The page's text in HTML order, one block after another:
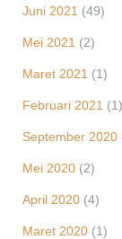
Juni 2021 (49)
Mei 2021 (2)
Maret 2021 (1)
Februari 2021 (1)
September 2020
Mei 2020 (2)
April 2020 (4)
Maret 2020 (1)